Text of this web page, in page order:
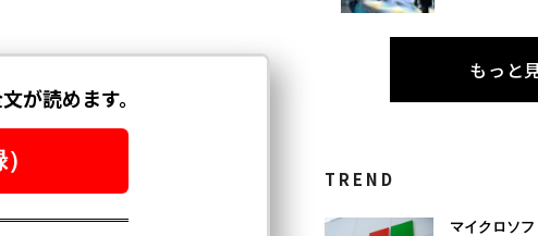
もっと
TREND
マイクロソ